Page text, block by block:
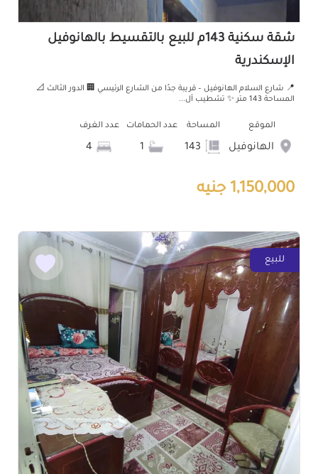
شقة سكنية 143م للبيع بالتقسيط بالهانوفيل
الإسكندرية
📍 شارع السلام الهانوفيل – قريبة جدًا من الشارع الرئيسي 🏢 الدور الثالث 📐
المساحة 143 متر ✨ تشطيب أل...
الموقع
الهانوفيل
المساحة عدد الحمامات عدد الغرف
1,150,000 جنيه
للبيع